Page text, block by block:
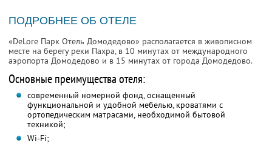
ПОДРОБНЕЕ ОБ ОТЕЛЕ
«DeLore Парк Отель Домодедово» располагается в живописном
месте на берегу реки Пахра, в 10 минутах от международного
аэропорта Домодедово и в 15 минутах от города Домодедово.
Основные преимущества отеля:
современный номерной фонд, оснащенный
функциональной и удобной мебелью, кроватями с
ортопедическим матрасами, необходимой бытовой
техникой;
Wi-Fi;